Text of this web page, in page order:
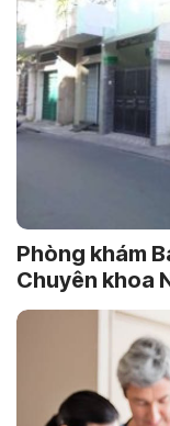
Phòng khám
Chuyên khoa